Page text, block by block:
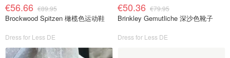
€56.66 €89.95
Brockwood Spitzen 橄榄色运动鞋
Dress for Less DE
€50.36 €79.95
Brinkley Gemutliche 深沙色靴子
Dress for Less DE